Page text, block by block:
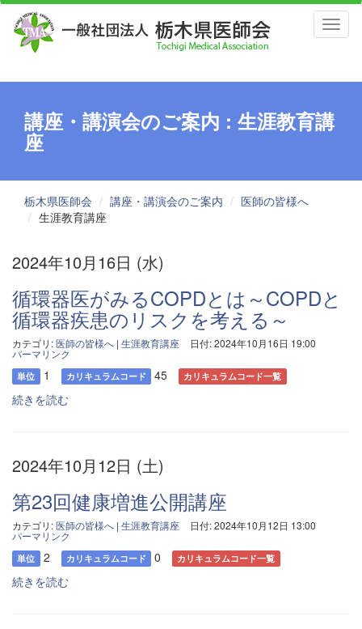
講座・講演会のご案内 : 生涯教育講
座
栃木県医師会 講座・講演会のご案内
医師の皆様へ
生涯教育講座
2024年10月16日 (水)
循環器医がみるCOPDとは～COPDと
循環器疾患のリスクを考える～
カテゴリ:医師の皆様へ | 生涯教育講座 日付: 2024年10月16日 19:00
パーマリンク
単位 1 カリキュラムコード 45 カリキュラムコード一覧
続きを読む
2024年10月12日 (土)
第23回健康増進公開講座
カテゴリ:医師の皆様へ | 生涯教育講座 日付: 2024年10月12日 13:00
パーマリンク
単位 2 カリキュラムコード 0 カリキュラムコード一覧
続きを読む